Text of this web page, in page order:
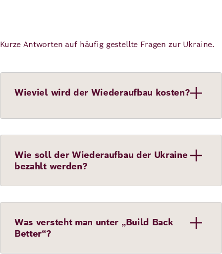
Kurze Antworten auf häufig gestellte Fragen zur Ukraine.
Wieviel wird der Wiederaufbau kosten?
Wie soll der Wiederaufbau der Ukraine
bezahlt werden?
Was versteht man unter „Build Back
Better“?